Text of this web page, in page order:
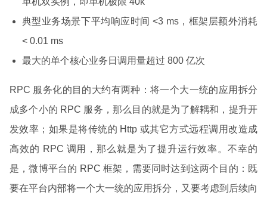
典型业务场景下平均响应时间 <3 ms，框架层额外消耗
< 0.01 ms
最大的单个核心业务日调用量超过 800 亿次
RPC 服务化的目的大约有两种：将一个大一统的应用拆分
成多个小的 RPC 服务，那么目的就是为了解耦和，提升开
发效率；如果是将传统的 Http 或其它方式远程调用改造成
高效的 RPC 调用，那么就是为了提升运行效率。不幸的
是，微博平台的 RPC 框架，需要同时达到这两个目的：既
要在平台内部将一个大一统的应用拆分，又要考虑到后续向